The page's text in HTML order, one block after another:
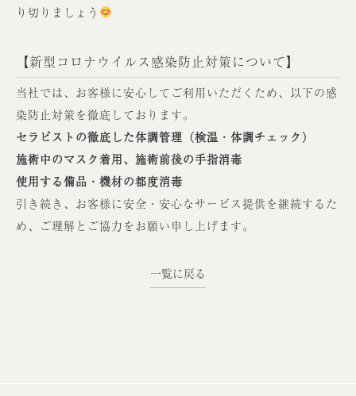
り切りましょう
【新型コロナウイルス感染防止対策について】
当社では、お客様に安心してご利用いただくため、以下の感
染防止対策を徹底しております。
セラピストの徹底した体調管理（検温・体調チェック）
施術中のマスク着用、施術前後の手指消毒
使用する備品・機材の都度消毒
引き続き、お客様に安全・安心なサービス提供を継続するた
め、ご理解とご協力をお願い申し上げます。
一覧に戻る